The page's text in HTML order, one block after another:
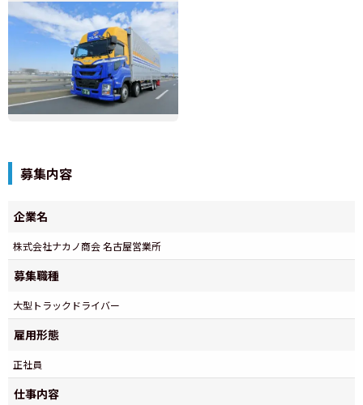
募集内容
企業名
株式会社ナカノ商会 名古屋営業所
募集職種
大型トラックドライバー
雇用形態
正社員
仕事内容